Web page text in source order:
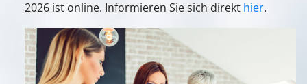
2026 ist online. Informieren Sie sich direkt hier.